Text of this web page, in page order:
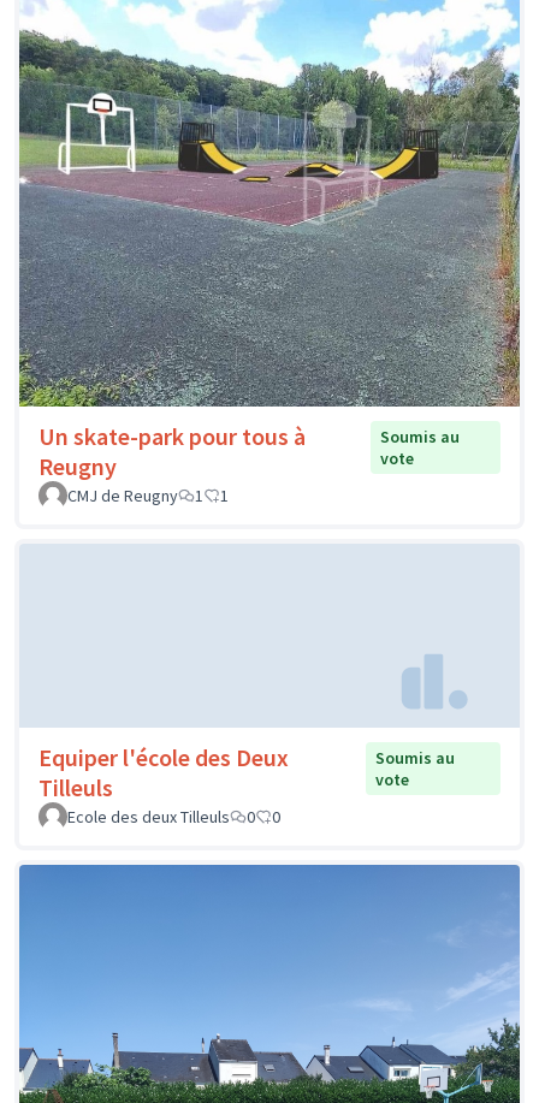
Un skate-park pour tous à
Reugny
Soumis au
vote
CMJ de Reugny
1 1
Equiper l'école des Deux
Tilleuls
Soumis au
vote
Ecole des deux Tilleuls
0 0